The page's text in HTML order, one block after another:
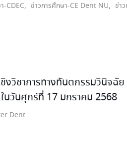
-CDEC, ข่าวการศึกษา-CE Dent NU, ข่า
ชิงวิชาการทางทันตกรรมวินิจฉั
นวันศุกร์ที่ 17 มกราคม 2568
Dent